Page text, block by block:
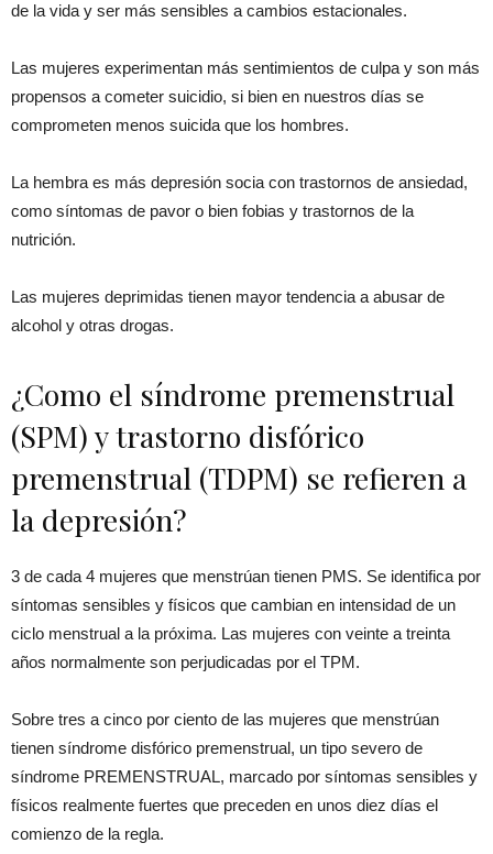
de la vida y ser más sensibles a cambios estacionales.
Las mujeres experimentan más sentimientos de culpa y son más
propensos a cometer suicidio, si bien en nuestros días se
comprometen menos suicida que los hombres.
La hembra es más depresión socia con trastornos de ansiedad,
como síntomas de pavor o bien fobias y trastornos de la
nutrición.
Las mujeres deprimidas tienen mayor tendencia a abusar de
alcohol y otras drogas.
¿Como el síndrome premenstrual
(SPM) y trastorno disfórico
premenstrual (TDPM) se refieren a
la depresión?
3 de cada 4 mujeres que menstrúan tienen PMS. Se identifica por
síntomas sensibles y físicos que cambian en intensidad de un
ciclo menstrual a la próxima. Las mujeres con veinte a treinta
años normalmente son perjudicadas por el TPM.
Sobre tres a cinco por ciento de las mujeres que menstrúan
tienen síndrome disfórico premenstrual, un tipo severo de
síndrome PREMENSTRUAL, marcado por síntomas sensibles y
físicos realmente fuertes que preceden en unos diez días el
comienzo de la regla.